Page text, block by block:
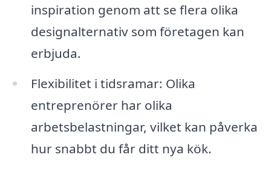
inspiration genom att se flera olika
designalternativ som företagen kan
erbjuda.
Flexibilitet i tidsramar: Olika
entreprenörer har olika
arbetsbelastningar, vilket kan påverka
hur snabbt du får ditt nya kök.